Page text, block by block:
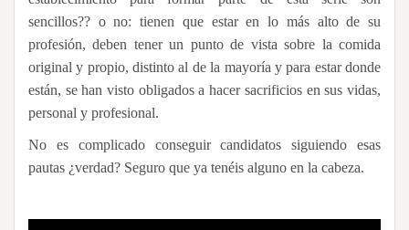
sencillos?? o no: tienen que estar en lo más alto de su
profesión, deben tener un punto de vista sobre la comida
original y propio, distinto al de la mayoría y para estar donde
están, se han visto obligados a hacer sacrificios en sus vidas,
personal y profesional.
No es complicado conseguir candidatos siguiendo esas
pautas ¿verdad? Seguro que ya tenéis alguno en la cabeza.